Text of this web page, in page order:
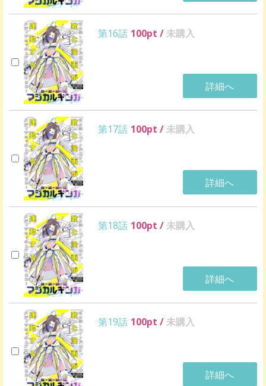
第16話 100pt /未購入
詳細へ
第17話 100pt /未購入
詳細へ
第18話 100pt /未購入
詳細へ
第19話 100pt /未購入
詳細へ